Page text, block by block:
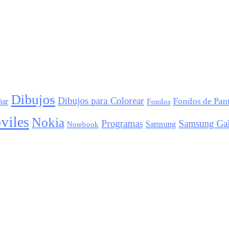
Dibujos Dibujos para Colorear Fondos Fondos de
Nokia Notebook Programas Samsung Samsung